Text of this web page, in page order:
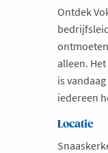
Ontdek
alleen.
is
iedereen
Locatie